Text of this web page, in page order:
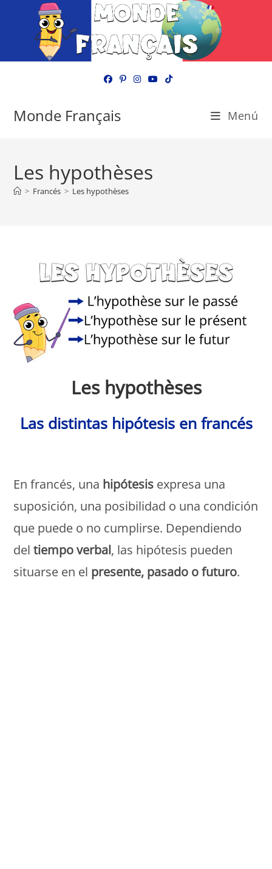
Monde Français Menú
Les hypothèses
> Francés > Les hypothèses
Les hypothèses
Las distintas hipótesis en francés
En francés, una hipótesis expresa una
suposición, una posibilidad o una condición
que puede o no cumplirse. Dependiendo
deltiempo verbal, las hipótesis pueden
situarse en el presente, pasado o futuro.